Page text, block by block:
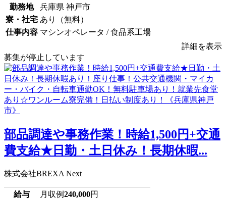
勤務地
兵庫県 神戸市
寮・社宅 あり（無料）
仕事内容 マシンオペレータ / 食品系工場
詳細を表示
募集が停止しています
部品調達や事務作業！時給1,500円+交通
費支給★日勤・土日休み！長期休暇...
株式会社BREXA Next
給与 月収例240,000円